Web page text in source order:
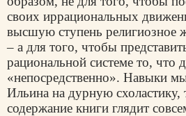
своих иррациональных
высшую ступень религиозное
– а для того, чтобы
рациональной системе то, что
«непосредственно». Навыки
Ильина на дурную схоластику,
содержание книги глядит